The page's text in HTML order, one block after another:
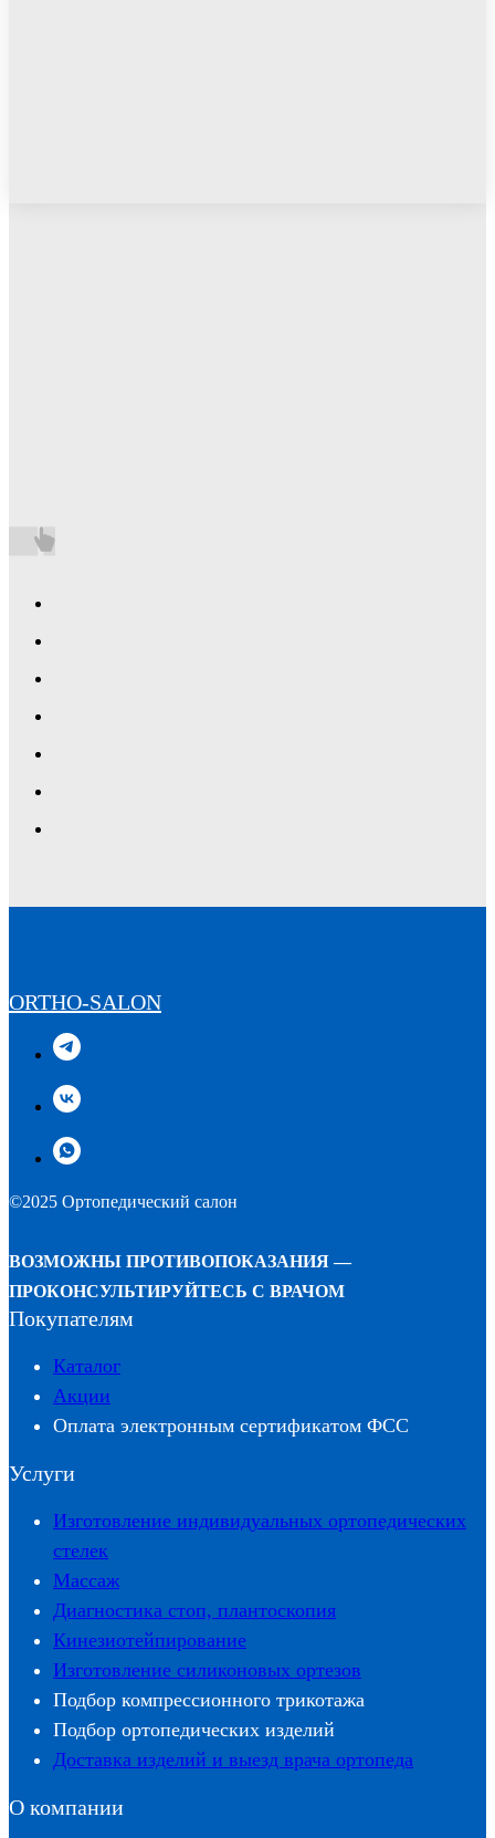
ORTHO-SALON
©2025 Ортопедический салон
ВОЗМОЖНЫ ПРОТИВОПОКАЗАНИЯ —
ПРОКОНСУЛЬТИРУЙТЕСЬ С ВРАЧОМ
Покупателям
Каталог
Акции
Оплата электронным сертификатом ФСС
Услуги
Изготовление индивидуальных ортопедических
стелек
Массаж
Диагностика стоп, плантоскопия
Кинезиотейпирование
Изготовление силиконовых ортезов
Подбор компрессионного трикотажа
Подбор ортопедических изделий
Доставка изделий и выезд врача ортопеда
О компании